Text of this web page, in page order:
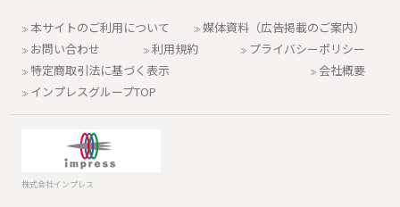
本サイトのご利用について
媒体資料（広告掲載のご案内）
お問い合わせ
利用規約
プライバシーポリシー
特定商取引法に基づく表示
会社概要
インプレスグループTOP
株式会社インプレス